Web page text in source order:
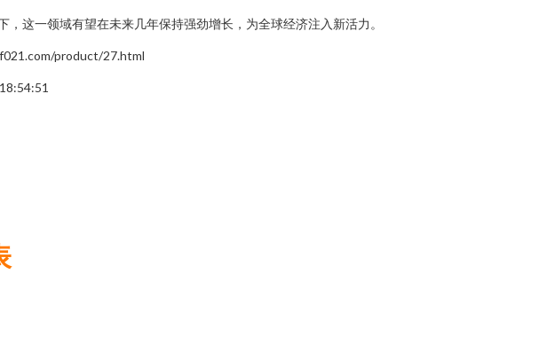
这一领域有望在未来几年保持强劲增长，为全球经济注入新活力。
product/27.html